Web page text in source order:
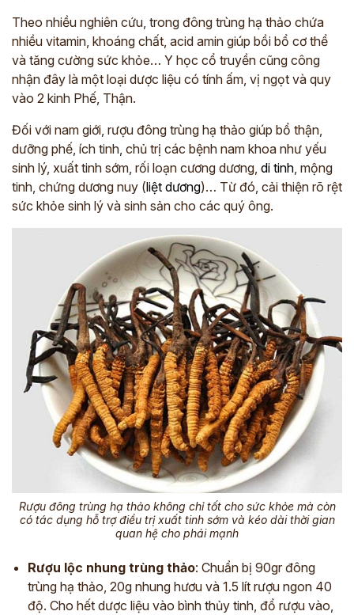
Theo nhiều nghiên cứu, trong đông trùng hạ thảo chứa
nhiều vitamin, khoáng chất, acid amin giúp bồi bổ cơ thể
và tăng cường sức khỏe… Y học cổ truyền cũng công
nhận đây là một loại dược liệu có tính ấm, vị ngọt và quy
vào 2 kinh Phế, Thận.
Đối với nam giới, rượu đông trùng hạ thảo giúp bổ thận,
dưỡng phế, ích tinh, chủ trị các bệnh nam khoa như yếu
sinh lý, xuất tinh sớm, rối loạn cương dương, di tinh, mộng
tinh, chứng dương nuy (liệt dương)… Từ đó, cải thiện rõ rệt
sức khỏe sinh lý và sinh sản cho các quý ông.
Rượu đông trùng hạ thảo không chỉ tốt cho sức khỏe mà còn
có tác dụng hỗ trợ điều trị xuất tinh sớm và kéo dài thời gian
quan hệ cho phái mạnh
Rượu lộc nhung trùng thảo: Chuẩn bị 90gr đông
trùng hạ thảo, 20g nhung hươu và 1.5 lít rượu ngon 40
độ. Cho hết dược liệu vào bình thủy tinh, đổ rượu vào,